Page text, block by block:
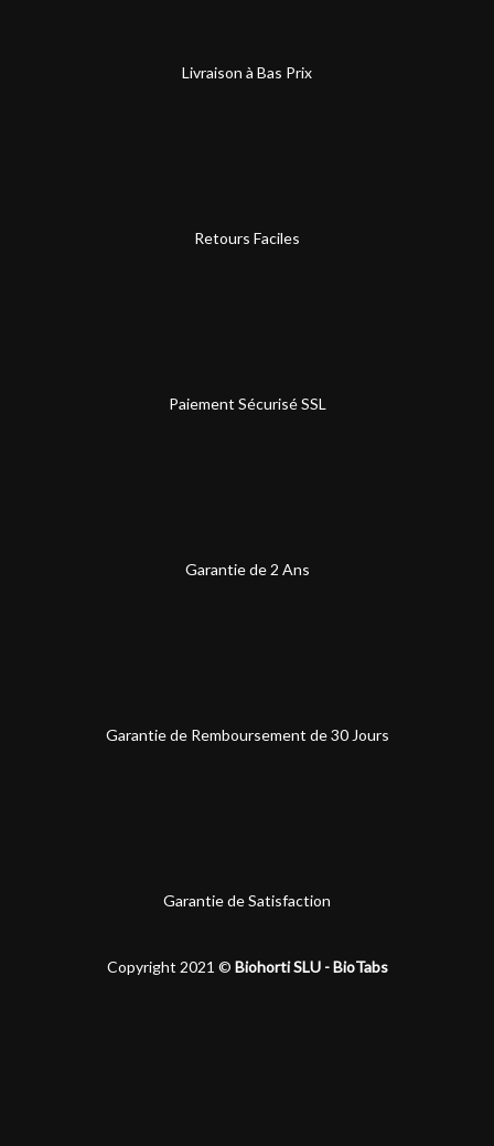
Livraison à Bas Prix
Retours Faciles
Paiement Sécurisé SSL
Garantie de 2 Ans
Garantie de Remboursement de 30 Jours
Garantie de Satisfaction
Copyright 2021 © Biohorti SLU - BioTabs